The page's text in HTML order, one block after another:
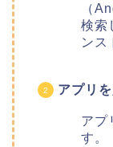
（
検索
ンス
アプリ
アプ
す。